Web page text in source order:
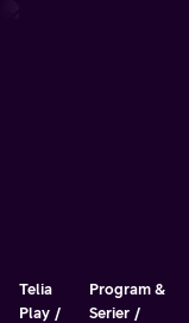
Telia
Play
Program &
Serier